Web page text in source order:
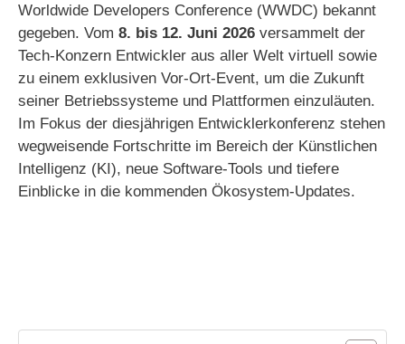
Worldwide Developers Conference (WWDC) bekannt
gegeben. Vom 8. bis 12. Juni 2026 versammelt der
Tech-Konzern Entwickler aus aller Welt virtuell sowie
zu einem exklusiven Vor-Ort-Event, um die Zukunft
seiner Betriebssysteme und Plattformen einzuläuten.
Im Fokus der diesjährigen Entwicklerkonferenz stehen
wegweisende Fortschritte im Bereich der Künstlichen
Intelligenz (KI), neue Software-Tools und tiefere
Einblicke in die kommenden Ökosystem-Updates.